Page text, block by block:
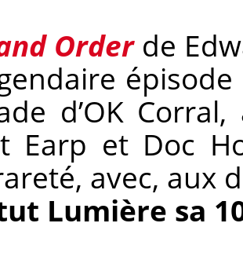
Orderde
d’OK
Earp et Doc
avec, aux
Lumière sa